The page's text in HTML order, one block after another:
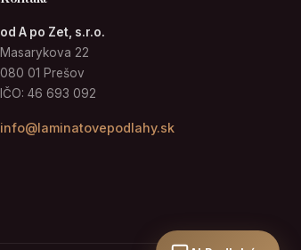
od A po Zet, s.r.o.
Masarykova 22
080 01 Prešov
IČO: 46 693 092
info@laminatovepodlahy.sk